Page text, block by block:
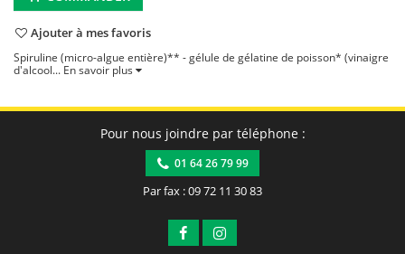
Ajouter à mes favoris
Spiruline (micro-algue entière)** - gélule de gélatine de poisson* (vinaigre
d'alcool... En savoir plus
Pour nous joindre par téléphone :
01 64 26 79 99
Par fax : 09 72 11 30 83